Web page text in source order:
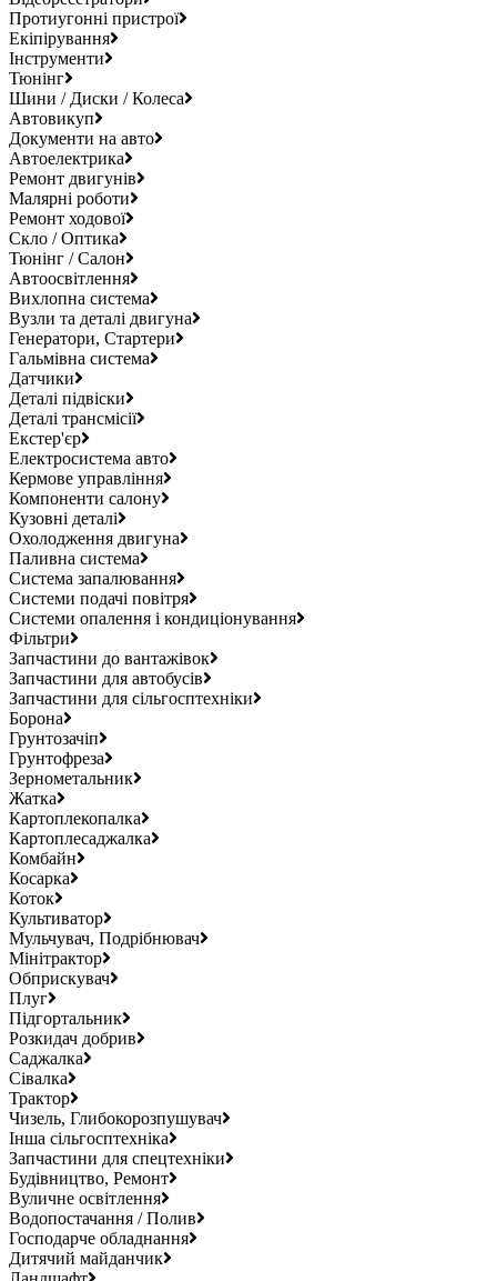
Протиугонні пристрої
Екіпірування
Інструменти
Тюнінг
Шини / Диски / Колеса
Автовикуп
Документи на авто
Автоелектрика
Ремонт двигунів
Малярні роботи
Ремонт ходової
Скло / Оптика
Тюнінг / Салон
Автоосвітлення
Вихлопна система
Вузли та деталі двигуна
Генератори, Стартери
Гальмівна система
Датчики
Деталі підвіски
Деталі трансмісії
Екстер'єр
Електросистема авто
Кермове управління
Компоненти салону
Кузовні деталі
Охолодження двигуна
Паливна система
Система запалювання
Системи подачі повітря
Системи опалення і кондиціонування
Фільтри
Запчастини до вантажівок
Запчастини для автобусів
Запчастини для сільгосптехніки
Борона
Грунтозачіп
Грунтофреза
Зернометальник
Жатка
Картоплекопалка
Картоплесаджалка
Комбайн
Косарка
Коток
Культиватор
Мульчувач, Подрібнювач
Мінітрактор
Обприскувач
Плуг
Підгортальник
Розкидач добрив
Саджалка
Сівалка
Трактор
Чизель, Глибокорозпушувач
Інша сільгосптехніка
Запчастини для спецтехніки
Будівництво, Ремонт
Вуличне освітлення
Водопостачання / Полив
Господарче обладнання
Дитячий майданчик